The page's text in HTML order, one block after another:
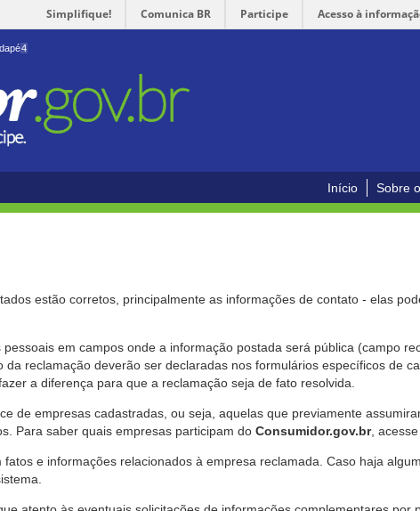
Simplifique! Comunica BR Participe Acesso à
4
Início Sobre
estão corretos, principalmente as informações de contato - elas
em campos onde a informação postada será pública (campo
reclamação deverão ser declaradas nos formulários específicos de
a diferença para que a reclamação seja de fato resolvida.
de empresas cadastradas, ou seja, aquelas que previamente
Para saber quais empresas participam do Consumidor.gov.br,
e informações relacionados à empresa reclamada. Caso haja